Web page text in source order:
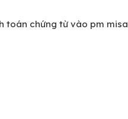
toán chứng từ vào pm misa